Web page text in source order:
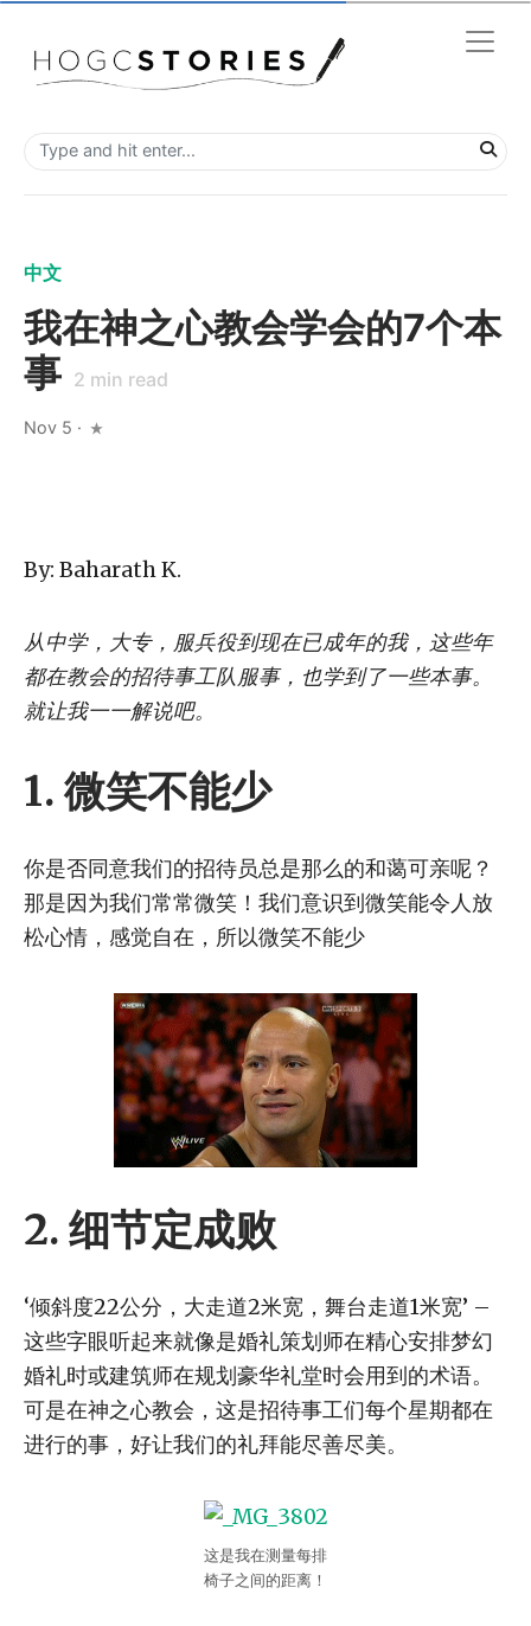
中文
我在神之心教会学会的7个本
事 2 min read
Nov 5 ·
By: Baharath K.
从中学，大专，服兵役到现在已成年的我，这些年
都在教会的招待事工队服事，也学到了一些本事。
就让我一一解说吧。
1. 微笑不能少
你是否同意我们的招待员总是那么的和蔼可亲呢？
那是因为我们常常微笑！我们意识到微笑能令人放
松心情，感觉自在，所以微笑不能少
2. 细节定成败
‘倾斜度22公分，大走道2米宽，舞台走道1米宽’ –
这些字眼听起来就像是婚礼策划师在精心安排梦幻
婚礼时或建筑师在规划豪华礼堂时会用到的术语。
可是在神之心教会，这是招待事工们每个星期都在
进行的事，好让我们的礼拜能尽善尽美。
这是我在测量每排
椅子之间的距离！